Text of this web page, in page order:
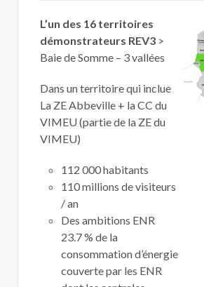
L’un des 16 territoires
démonstrateurs REV3 >
Baie de Somme – 3 vallées
Dans un territoire qui inclue
La ZE Abbeville + la CC du
VIMEU (partie de la ZE du
VIMEU)
112 000 habitants
110 millions de visiteurs
/ an
Des ambitions ENR
23.7 % de la
consommation d’énergie
couverte par les ENR